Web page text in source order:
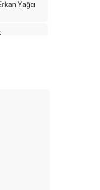
Yağcı
Nitelik
Sıkıyoruz
Yıldızı